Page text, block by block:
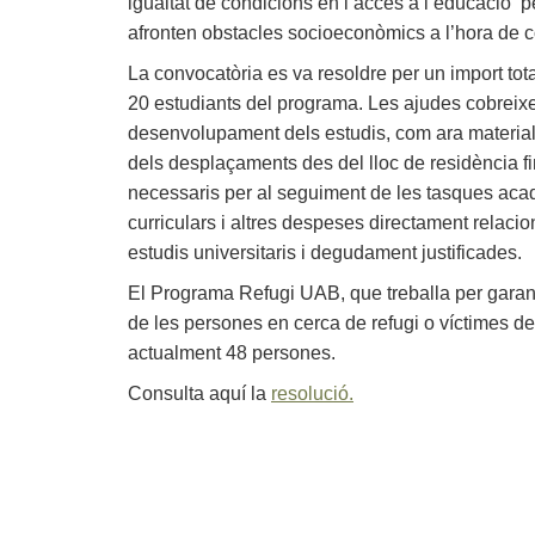
afronten obstacles socioeconòmics a l’hora de
La convocatòria es va resoldre per un import
20 estudiants del programa. Les ajudes
desenvolupament dels estudis, com ara
dels desplaçaments des del lloc de residència
necessaris per al seguiment de les tasques
curriculars i altres despeses directament
estudis universitaris i degudament justificades.
El Programa Refugi UAB, que treballa per
de les persones en cerca de refugi o víctimes
actualment 48 persones.
Consulta aquí la resolució.